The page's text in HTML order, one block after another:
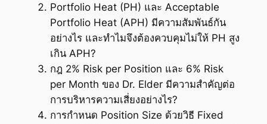
Portfolio Heat (PH) และ Acceptable
Portfolio Heat (APH) มีความสัมพันธ์กัน
อย่างไร และทำไมจึงต้องควบคุมไม่ให้ PH สูง
เกิน APH?
กฎ 2% Risk per Position และ 6% Risk
per Month ของ Dr. Elder มีความสำคัญต่อ
การบริหารความเสี่ยงอย่างไร?
การกำหนด Position Size ด้วยวิธี Fixed